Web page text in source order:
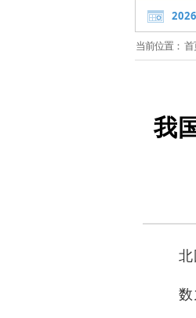
当前位置： 首
我